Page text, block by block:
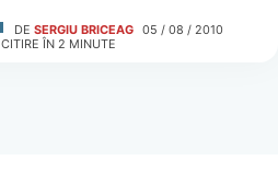
DE SERGIU BRICEAG 05 / 08 / 2010
CITIRE ÎN 2 MINUTE